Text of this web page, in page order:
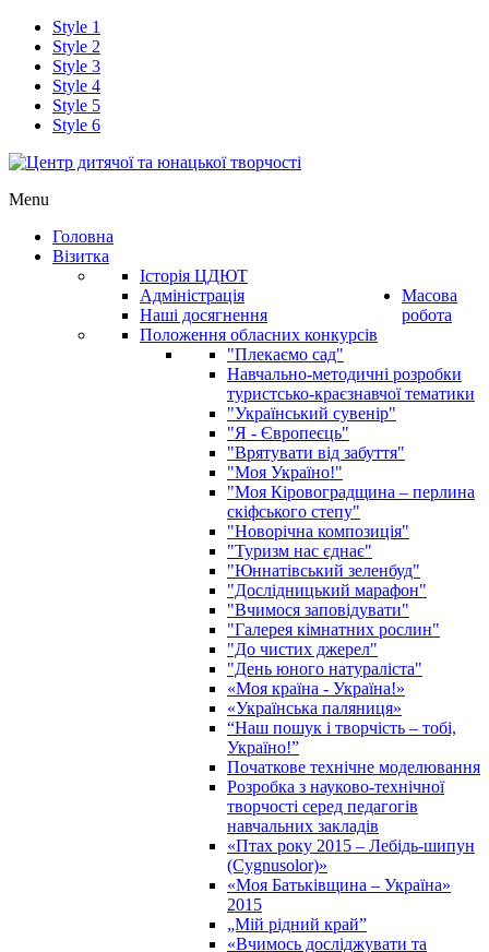
Style 1
Style 2
Style 3
Style 4
Style 5
Style 6
Menu
Головна
Візитка
Історія ЦДЮТ
Адміністрація
Наші досягнення
Масова
робота
Положення обласних конкурсів
"Плекаємо сад"
Навчально-методичні розробки
туристсько-краєзнавчої тематики
"Український сувенір"
"Я - Європеєць"
"Врятувати від забуття"
"Моя Україно!"
"Моя Кіровоградщина – перлина
скіфського степу"
"Новорічна композиція"
"Туризм нас єднає"
"Юннатівський зеленбуд"
"Дослідницький марафон"
"Вчимося заповідувати"
"Галерея кімнатних рослин"
"До чистих джерел"
"День юного натураліста"
«Моя країна - Україна!»
«Українська паляниця»
“Наш пошук і творчість – тобі,
Україно!”
Початкове технічне моделювання
Розробка з науково-технічної
творчості серед педагогів
навчальних закладів
«Птах року 2015 – Лебідь-шипун
(Cygnusolor)»
«Моя Батьківщина – Україна»
2015
„Мій рідний край”
«Вчимось досліджувати та